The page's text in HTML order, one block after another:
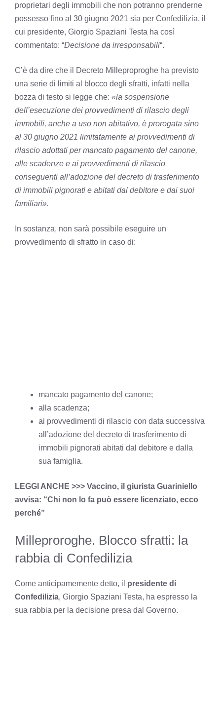
proprietari degli immobili che non potranno prenderne
possesso fino al 30 giugno 2021 sia per Confedilizia, il
cui presidente, Giorgio Spaziani Testa ha così
commentato: “Decisione da irresponsabili“.
C’è da dire che il Decreto Milleproproghe ha previsto
una serie di limiti al blocco degli sfratti, infatti nella
bozza di testo si legge che: «la sospensione
dell’esecuzione dei provvedimenti di rilascio degli
immobili, anche a uso non abitativo, è prorogata sino
al 30 giugno 2021 limitatamente ai provvedimenti di
rilascio adottati per mancato pagamento del canone,
alle scadenze e ai provvedimenti di rilascio
conseguenti all’adozione del decreto di trasferimento
di immobili pignorati e abitati dal debitore e dai suoi
familiari».
In sostanza, non sarà possibile eseguire un
provvedimento di sfratto in caso di:
mancato pagamento del canone;
alla scadenza;
ai provvedimenti di rilascio con data successiva
all’adozione del decreto di trasferimento di
immobili pignorati abitati dal debitore e dalla
sua famiglia.
LEGGI ANCHE >>> Vaccino, il giurista Guariniello
avvisa: “Chi non lo fa può essere licenziato, ecco
perché”
Milleproroghe. Blocco sfratti: la
rabbia di Confedilizia
Come anticipamemente detto, il presidente di
Confedilizia, Giorgio Spaziani Testa, ha espresso la
sua rabbia per la decisione presa dal Governo.